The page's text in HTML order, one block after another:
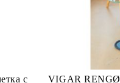
VIGAR RENGØ Микрофибърен плосък